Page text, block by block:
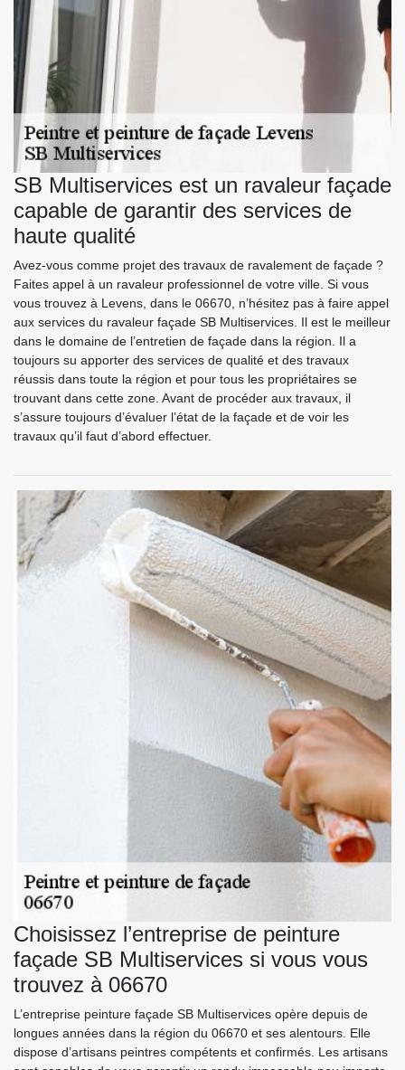
SB Multiservices est un ravaleur façade
capable de garantir des services de
haute qualité
Avez-vous comme projet des travaux de ravalement de façade ?
Faites appel à un ravaleur professionnel de votre ville. Si vous
vous trouvez à Levens, dans le 06670, n’hésitez pas à faire appel
aux services du ravaleur façade SB Multiservices. Il est le meilleur
dans le domaine de l’entretien de façade dans la région. Il a
toujours su apporter des services de qualité et des travaux
réussis dans toute la région et pour tous les propriétaires se
trouvant dans cette zone. Avant de procéder aux travaux, il
s’assure toujours d’évaluer l’état de la façade et de voir les
travaux qu’il faut d’abord effectuer.
Choisissez l’entreprise de peinture
façade SB Multiservices si vous vous
trouvez à 06670
L’entreprise peinture façade SB Multiservices opère depuis de
longues années dans la région du 06670 et ses alentours. Elle
dispose d’artisans peintres compétents et confirmés. Les artisans